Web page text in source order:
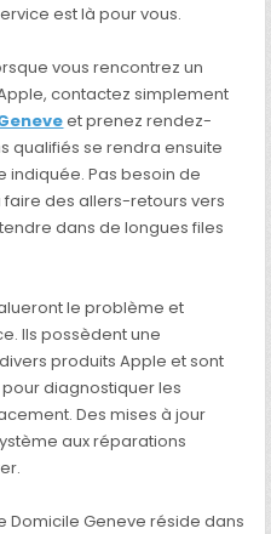
est là pour vous.
vous rencontrez un
contactez simplement
et prenez rendez-
qualifiés se rendra ensuite
indiquée. Pas besoin de
des allers-retours vers
dans de longues files
le problème et
Ils possèdent une
produits Apple et sont
diagnostiquer les
Des mises à jour
aux réparations
Domicile Geneve réside dans